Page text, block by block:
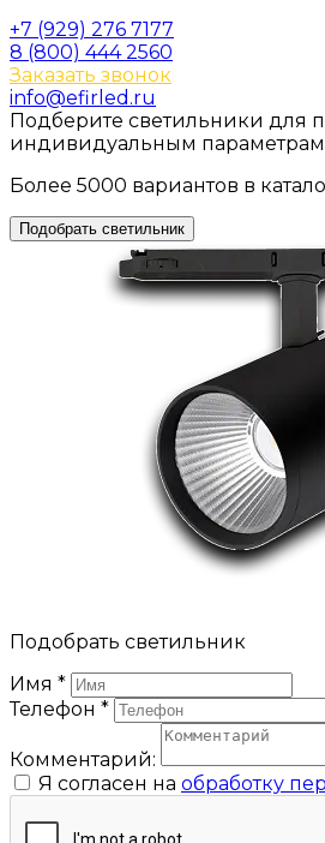
+7 (929) 276 7177
8 (800) 444 2560
Заказать звонок
info@efirled.ru
Подберите светильники для
индивидуальным параметрам
Более 5000 вариантов в
Подобрать светильник
Подобрать светильник
Имя *
Телефон *
Комментарий:
Я согласен на обработку